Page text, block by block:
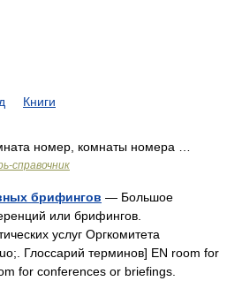
Книги
номер, комнаты номера …
справочник
брифингов — Большое
или брифингов.
услуг Оргкомитета
Глоссарий терминов] EN room for
for conferences or briefings.